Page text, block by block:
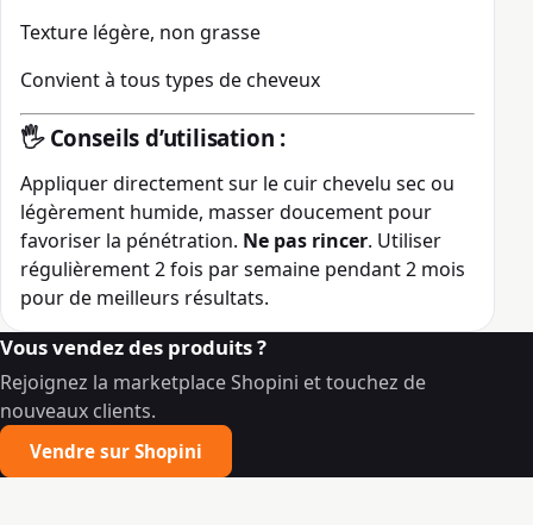
Texture légère, non grasse
Convient à tous types de cheveux
🖐️ Conseils d’utilisation :
Appliquer directement sur le cuir chevelu sec ou
légèrement humide, masser doucement pour
favoriser la pénétration. Ne pas rincer. Utiliser
régulièrement 2 fois par semaine pendant 2 mois
pour de meilleurs résultats.
Vous vendez des produits ?
Rejoignez la marketplace Shopini et touchez de
nouveaux clients.
Vendre sur Shopini